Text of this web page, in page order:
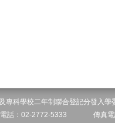
專科學校二年制聯合登記分發
電話：02-2772-5333 傳真